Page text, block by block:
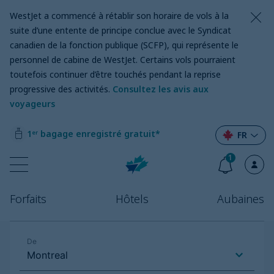
WestJet a commencé à rétablir son horaire de vols à la
suite d’une entente de principe conclue avec le Syndicat
canadien de la fonction publique (SCFP), qui représente le
personnel de cabine de WestJet. Certains vols pourraient
toutefois continuer d’être touchés pendant la reprise
progressive des activités. Consultez les avis aux
voyageurs
1ᵉʳ bagage enregistré gratuit*
Forfaits Hôtels Aubaines
FR
1